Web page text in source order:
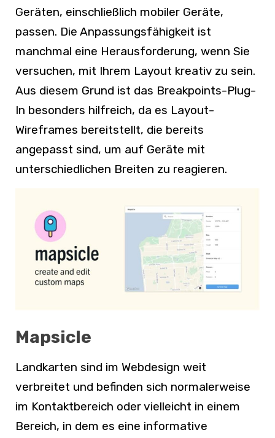
Geräten, einschließlich mobiler Geräte,
passen. Die Anpassungsfähigkeit ist
manchmal eine Herausforderung, wenn Sie
versuchen, mit Ihrem Layout kreativ zu sein.
Aus diesem Grund ist das Breakpoints-Plug-
In besonders hilfreich, da es Layout-
Wireframes bereitstellt, die bereits
angepasst sind, um auf Geräte mit
unterschiedlichen Breiten zu reagieren.
Mapsicle
Landkarten sind im Webdesign weit
verbreitet und befinden sich normalerweise
im Kontaktbereich oder vielleicht in einem
Bereich, in dem es eine informative